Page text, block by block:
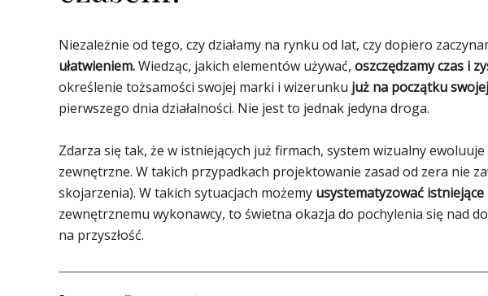
Niezależnie od tego, czy działamy na rynku od lat, czy dopiero
ułatwieniem.Wiedząc, jakich elementów używać, oszczędzamy czas i
określenie tożsamości swojej marki i wizerunku już na początku
pierwszego dnia działalności. Nie jest to jednak jedyna droga.
Zdarza się tak, że w istniejących już firmach, system wizualny
zewnętrzne. W takich przypadkach projektowanie zasad od zera nie
skojarzenia). W takich sytuacjach możemy usystematyzować
zewnętrznemu wykonawcy, to świetna okazja do pochylenia się nad
na przyszłość.